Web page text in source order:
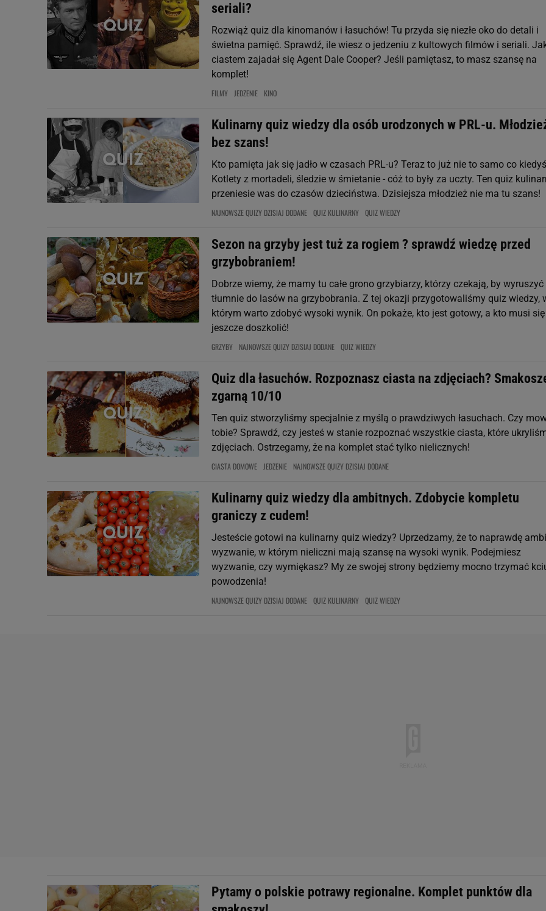
seriali?
Rozwiąż quiz dla kinomanów i łasuchów! Tu przyda się niezłe oko do detali i
świetna pamięć. Sprawdź, ile wiesz o jedzeniu z kultowych filmów i seriali.
ciastem zajadał się Agent Dale Cooper? Jeśli pamiętasz, to masz szansę na
komplet!
FILMY JEDZENIE KINO
Kulinarny quiz wiedzy dla osób urodzonych w PRL-u.
bez szans!
Kto pamięta jak się jadło w czasach PRL-u? Teraz to już nie to samo co
Kotlety z mortadeli, śledzie w śmietanie - cóż to były za uczty. Ten quiz
przeniesie was do czasów dzieciństwa. Dzisiejsza młodzież nie ma tu szans!
NAJNOWSZE QUIZY DZISIAJ DODANE QUIZ KULINARNY QUIZ WIEDZY
Sezon na grzyby jest tuż za rogiem ? sprawdź wiedzę przed
grzybobraniem!
Dobrze wiemy, że mamy tu całe grono grzybiarzy, którzy czekają, by wyruszyć
tłumnie do lasów na grzybobrania. Z tej okazji przygotowaliśmy quiz wiedzy,
którym warto zdobyć wysoki wynik. On pokaże, kto jest gotowy, a kto musi się
jeszcze doszkolić!
GRZYBY NAJNOWSZE QUIZY DZISIAJ DODANE QUIZ WIEDZY
Quiz dla łasuchów. Rozpoznasz ciasta na zdjęciach?
zgarną 10/10
Ten quiz stworzyliśmy specjalnie z myślą o prawdziwych łasuchach. Czy
tobie? Sprawdź, czy jesteś w stanie rozpoznać wszystkie ciasta, które
zdjęciach. Ostrzegamy, że na komplet stać tylko nielicznych!
CIASTA DOMOWE JEDZENIE NAJNOWSZE QUIZY DZISIAJ DODANE
Kulinarny quiz wiedzy dla ambitnych. Zdobycie kompletu
graniczy z cudem!
Jesteście gotowi na kulinarny quiz wiedzy? Uprzedzamy, że to naprawdę
wyzwanie, w którym nieliczni mają szansę na wysoki wynik. Podejmiesz
wyzwanie, czy wymiękasz? My ze swojej strony będziemy mocno trzymać
powodzenia!
NAJNOWSZE QUIZY DZISIAJ DODANE QUIZ KULINARNY QUIZ WIEDZY
Pytamy o polskie potrawy regionalne. Komplet punktów dla